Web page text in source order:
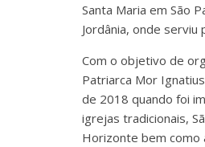
Santa Maria em São
Jordânia, onde serviu
Com o objetivo de
Patriarca Mor
de 2018 quando foi
igrejas tradicionais,
Horizonte bem como